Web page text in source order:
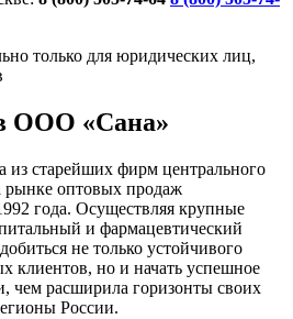
только для юридических лиц,
ООО «Сана»
старейших фирм центрального
рынке оптовых продаж
года. Осуществляя крупные
и фармацевтический
не только устойчивого
клиентов, но и начать успешное
чем расширила горизонты своих
России.